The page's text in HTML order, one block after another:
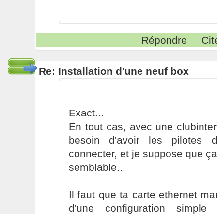
Répondre
Re: Installation d'une neuf box
Exact...
En tout cas, avec une
besoin d'avoir les pilotes
connecter, et je suppose que
semblable...
Il faut que ta carte ethernet
d'une configuration